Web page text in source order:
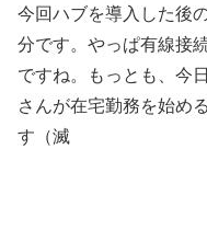
今回ハブを導入した後
分です。やっぱ有線接
ですね。もっとも、今
さんが在宅勤務を始め
す（滅